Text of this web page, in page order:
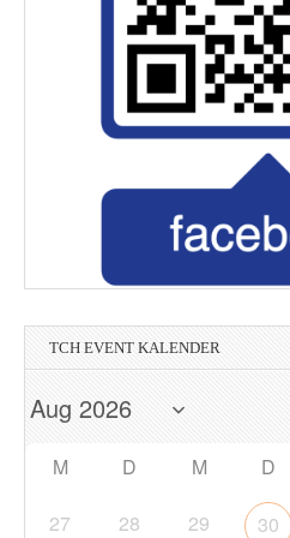
TCH EVENT KALENDER
M D M D
27 28 29 30